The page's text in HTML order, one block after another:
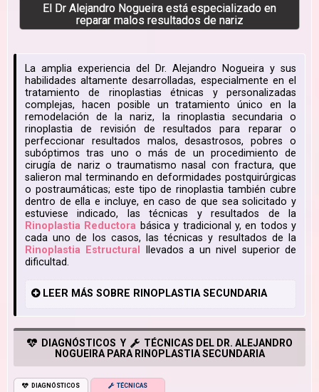
El Dr Alejandro Nogueira está especializado en
reparar malos resultados de nariz
La amplia experiencia del Dr. Alejandro Nogueira y sus
habilidades altamente desarrolladas, especialmente en el
tratamiento de rinoplastias étnicas y personalizadas
complejas, hacen posible un tratamiento único en la
remodelación de la nariz, la rinoplastia secundaria o
rinoplastia de revisión de resultados para reparar o
perfeccionar resultados malos, desastrosos, pobres o
subóptimos tras uno o más de un procedimiento de
cirugía de nariz o traumatismo nasal con fractura, que
salieron mal terminando en deformidades postquirúrgicas
o postraumáticas; este tipo de rinoplastia también cubre
dentro de ella e incluye, en caso de que sea solicitado y
estuviese indicado, las técnicas y resultados de la
Rinoplastia Reductora básica y tradicional y, en todos y
cada uno de los casos, las técnicas y resultados de la
Rinoplastia Estructural
llevados a un nivel superior de
dificultad.
LEER MÁS SOBRE RINOPLASTIA SECUNDARIA
DIAGNÓSTICOS Y
TÉCNICAS DEL DR. ALEJANDRO
NOGUEIRA PARA RINOPLASTIA SECUNDARIA
DIAGNÓSTICOS TÉCNICAS